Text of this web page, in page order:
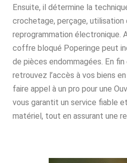
Ensuite, il détermine la
crochetage, perçage, utilisation
reprogrammation électronique.
coffre bloqué Poperinge peut
de pièces endommagées. En fin
retrouvez l’accès à vos biens
faire appel à un pro pour une
vous garantit un service fiable
matériel, tout en assurant une